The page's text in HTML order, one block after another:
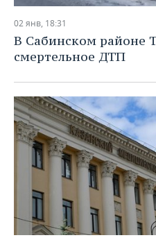
ФИГУРНОЕ КАТАНИЕ
ВОДНЫЕ ВИДЫ СПОРТА
ХОККЕЙ С МЯЧОМ
МЕДИЦИНА
ПРОИСШЕСТВИЯ
02 янв, 18:31
В Сабинском районе
смертельное ДТП